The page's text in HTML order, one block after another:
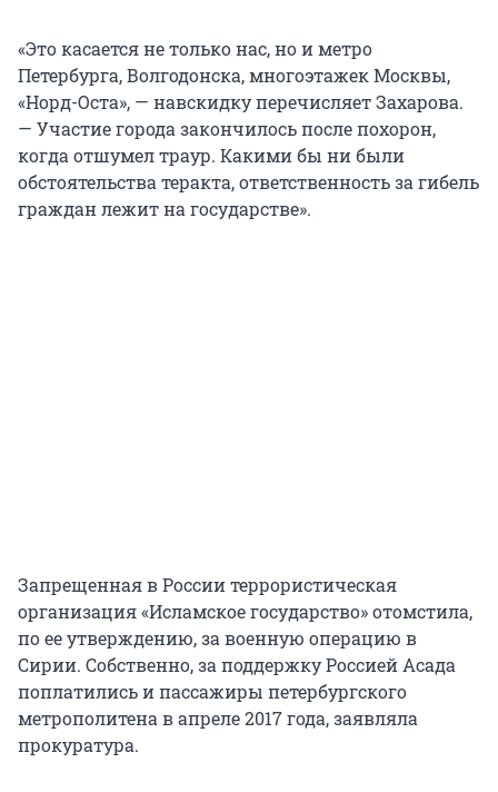
«Это касается не только нас, но и метро
Петербурга, Волгодонска, многоэтажек Москвы,
«Норд-Оста», — навскидку перечисляет Захарова.
— Участие города закончилось после похорон,
когда отшумел траур. Какими бы ни были
обстоятельства теракта, ответственность за гибель
граждан лежит на государстве».
Запрещенная в России террористическая
организация «Исламское государство» отомстила,
по ее утверждению, за военную операцию в
Сирии. Собственно, за поддержку Россией Асада
поплатились и пассажиры петербургского
метрополитена в апреле 2017 года, заявляла
прокуратура.